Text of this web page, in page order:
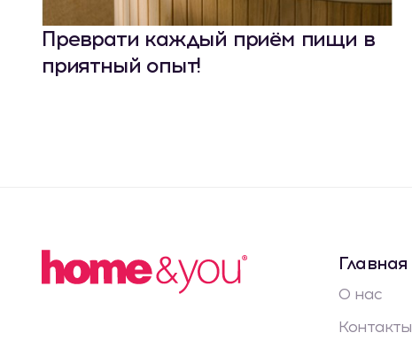
Преврати каждый приём пищи в
приятный опыт!
Главная
О нас
Контакты